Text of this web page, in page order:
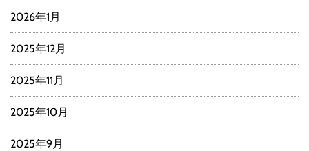
2026年1月
2025年12月
2025年11月
2025年10月
2025年9月